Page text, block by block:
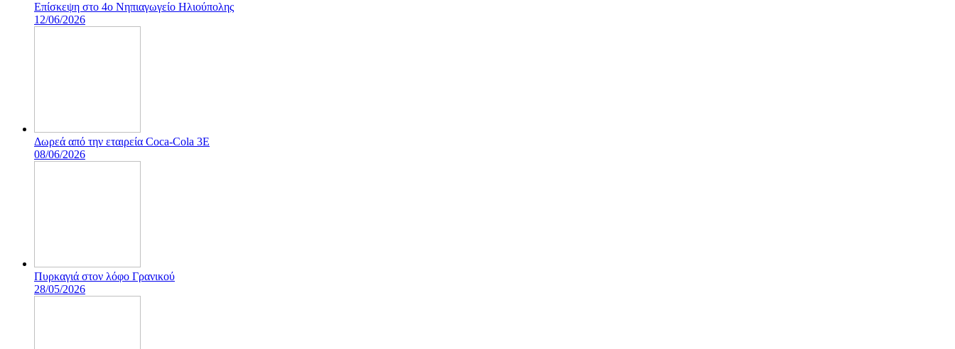
Επίσκεψη στο 4ο Νηπιαγωγείο Ηλιούπολης
12/06/2026
Δωρεά από την εταιρεία Coca-Cola 3E
08/06/2026
Πυρκαγιά στον λόφο Γρανικού
28/05/2026